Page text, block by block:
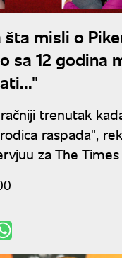
misli o
sa 12 godina
trenutak
raspada",
za The Times